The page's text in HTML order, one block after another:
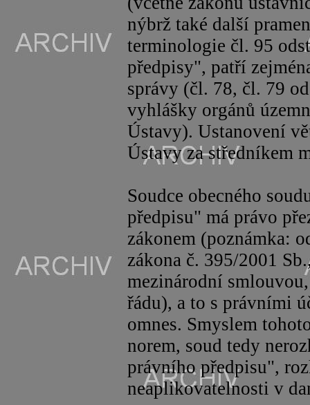
nýbrž také další
terminologie čl. 95
předpisy", patří
správy (čl. 78, čl. 79
vyhlášky orgánů
Ústavy). Ustanovení
Ústavy za středníkem
Soudce obecného
předpisu" má právo
zákonem (poznámka:
zákona č. 395/2001
mezinárodní
řádu), a to s právními
omnes. Smyslem
norem, soud tedy
právního předpisu",
neaplikovatelnosti v